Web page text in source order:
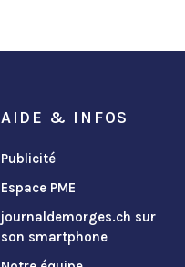
AIDE & INFOS
Publicité
Espace PME
journaldemorges.ch sur
son smartphone